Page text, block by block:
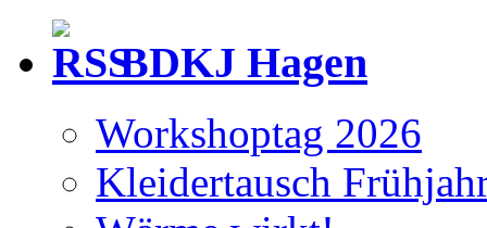
BDKJ Hagen
Workshoptag 2026
Kleidertausch